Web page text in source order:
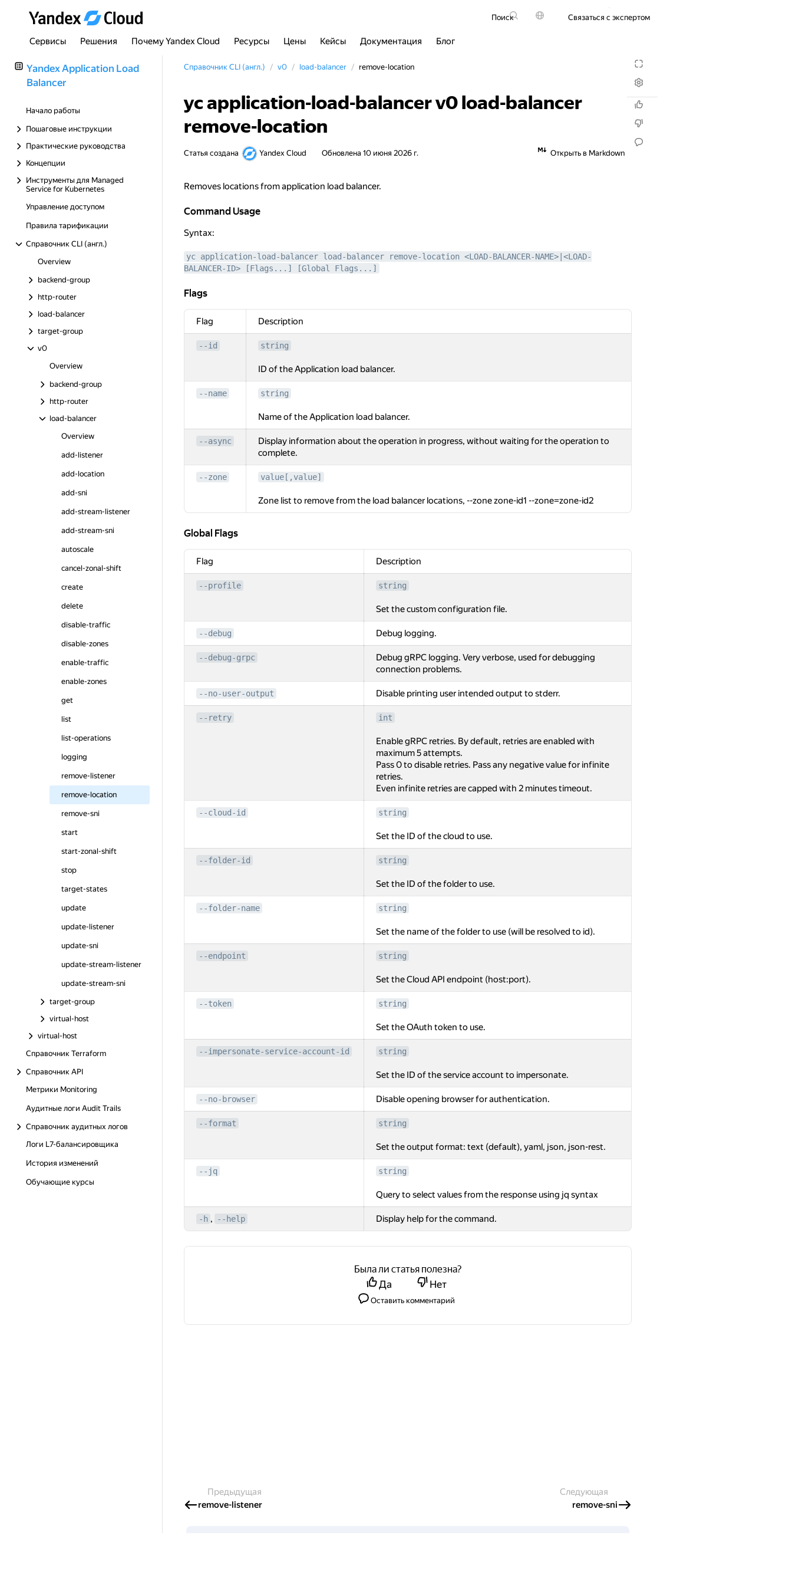
Поиск Связаться с экспертом
Сервисы Решения Почему Yandex Cloud Ресурсы Цены Кейсы Документация Блог
Yandex Application Load
Balancer
Начало работы
Пошаговые инструкции
Практические руководства
Концепции
Инструменты для Managed
Service for Kubernetes
Управление доступом
Правила тарификации
Справочник CLI (англ.)
Overview
backend-group
http-router
load-balancer
target-group
v0
Overview
backend-group
http-router
load-balancer
Overview
add-listener
add-location
add-sni
add-stream-listener
add-stream-sni
autoscale
cancel-zonal-shift
create
delete
disable-traffic
disable-zones
enable-traffic
enable-zones
get
list
list-operations
logging
remove-listener
remove-location
remove-sni
start
start-zonal-shift
stop
target-states
update
update-listener
update-sni
update-stream-listener
update-stream-sni
target-group
virtual-host
virtual-host
Справочник Terraform
Справочник API
Метрики Monitoring
Аудитные логи Audit Trails
Справочник аудитных логов
Логи L7-балансировщика
История изменений
Обучающие курсы
Справочник CLI (англ.) v0 load-balancer remove-location
yc application-load-balancer v0 load-balancer
remove-location
Статья создана Yandex Cloud Обновлена 10 июня 2026 г. Открыть в Markdown
Removes locations from application load balancer.
Command Usage
Command Usage
Syntax:
yc application-load-balancer load-balancer remove-location <LOAD-BALANCER-NAME>|<LOAD-
BALANCER-ID> [Flags...] [Global Flags...]
Flags
Flags
Flag Description
--id string
ID of the Application load balancer.
--name string
Name of the Application load balancer.
--async
Display information about the operation in progress, without waiting for the operation to
complete.
--zone value[,value]
Zone list to remove from the load balancer locations, --zone zone-id1 --zone=zone-id2
Global Flags
Global Flags
Flag Description
--profile string
Set the custom configuration file.
--debug Debug logging.
--debug-grpc
Debug gRPC logging. Very verbose, used for debugging
connection problems.
--no-user-output Disable printing user intended output to stderr.
--retry int
Enable gRPC retries. By default, retries are enabled with
maximum 5 attempts.
Pass 0 to disable retries. Pass any negative value for infinite
retries.
Even infinite retries are capped with 2 minutes timeout.
--cloud-id string
Set the ID of the cloud to use.
--folder-id string
Set the ID of the folder to use.
--folder-name string
Set the name of the folder to use (will be resolved to id).
--endpoint string
Set the Cloud API endpoint (host:port).
--token string
Set the OAuth token to use.
--impersonate-service-account-id string
Set the ID of the service account to impersonate.
--no-browser Disable opening browser for authentication.
--format string
Set the output format: text (default), yaml, json, json-rest.
--jq string
Query to select values from the response using jq syntax
-h , --help Display help for the command.
Была ли статья полезна?
Да
Нет
Оставить комментарий
Предыдущая
remove-listener
Следующая
remove-sni